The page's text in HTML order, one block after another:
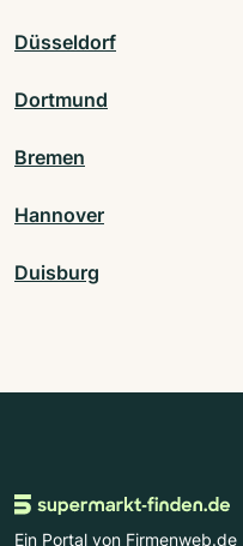
Düsseldorf
Dortmund
Bremen
Hannover
Duisburg
Ein Portal von Firmenweb.de